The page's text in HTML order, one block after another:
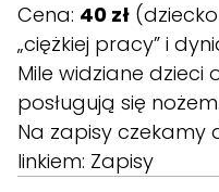
Cena: 40 zł
„ciężkiej pracy” i
Mile widziane dzieci
posługują się nożem.
Na zapisy czekamy
linkiem: Zapisy